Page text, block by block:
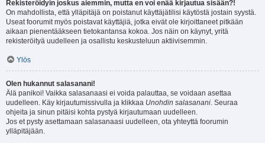
Rekisteröidyin joskus aiemmin, mutta en voi enää kirjautua sisään?!
On mahdollista, että ylläpitäjä on poistanut käyttäjätilisi käytöstä jostain syystä.
Useat foorumit myös poistavat käyttäjiä, jotka eivät ole kirjoittaneet pitkään
aikaan pienentääkseen tietokantansa kokoa. Jos näin on käynyt, yritä
rekisteröityä uudelleen ja osallistu keskusteluun aktiivisemmin.
Ylös
Olen hukannut salasanani!
Älä panikoi! Vaikka salasanaasi ei voida palauttaa, se voidaan asettaa
uudelleen. Käy kirjautumissivulla ja klikkaa Unohdin salasanani. Seuraa
ohjeita ja sinun pitäisi kohta pystyä kirjautumaan uudelleen.
Jos et pysty asettamaan salasanaasi uudelleen, ota yhteyttä foorumin
ylläpitäjään.